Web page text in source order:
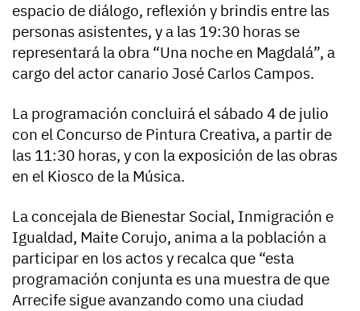
espacio de diálogo, reflexión y brindis entre las
personas asistentes, y a las 19:30 horas se
representará la obra “Una noche en Magdalá”, a
cargo del actor canario José Carlos Campos.
La programación concluirá el sábado 4 de julio
con el Concurso de Pintura Creativa, a partir de
las 11:30 horas, y con la exposición de las obras
en el Kiosco de la Música.
La concejala de Bienestar Social, Inmigración e
Igualdad, Maite Corujo, anima a la población a
participar en los actos y recalca que “esta
programación conjunta es una muestra de que
Arrecife sigue avanzando como una ciudad